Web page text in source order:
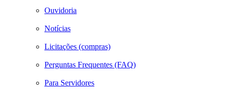
Ouvidoria
Notícias
Licitações (compras)
Perguntas Frequentes (FAQ)
Para Servidores